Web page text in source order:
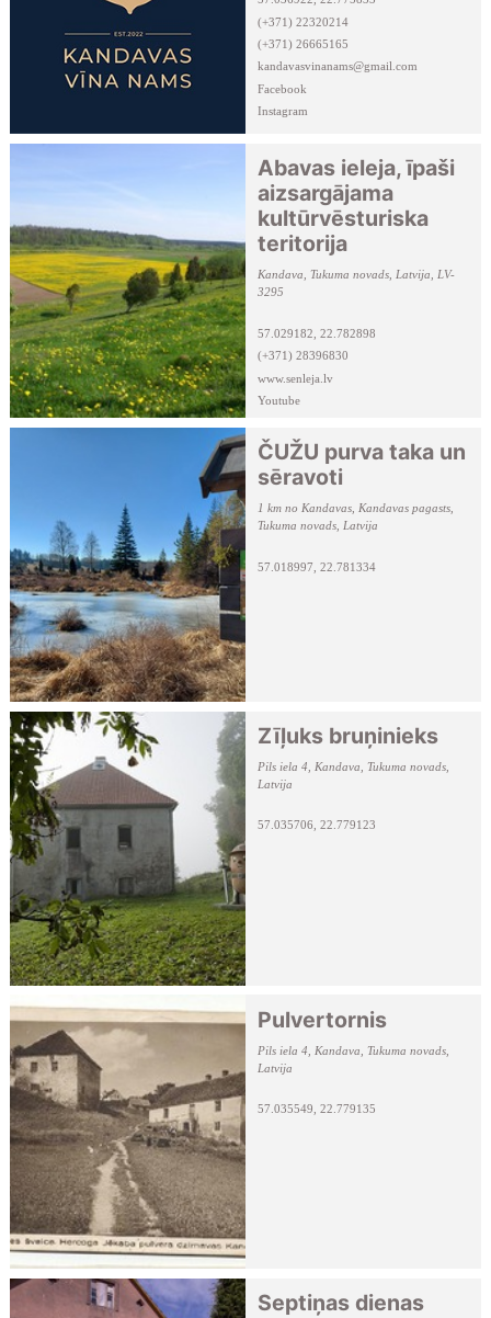
(+371) 22320214
(+371) 26665165
kandavasvinanams@gmail.com
Facebook
Instagram
Abavas ieleja, īpaši
aizsargājama
kultūrvēsturiska
teritorija
Kandava, Tukuma novads, Latvija, LV-
3295
57.029182, 22.782898
(+371) 28396830
www.senleja.lv
Youtube
ČUŽU purva taka un
sēravoti
1 km no Kandavas, Kandavas pagasts,
Tukuma novads, Latvija
57.018997, 22.781334
Zīļuks bruņinieks
Pils iela 4, Kandava, Tukuma novads,
Latvija
57.035706, 22.779123
Pulvertornis
Pils iela 4, Kandava, Tukuma novads,
Latvija
57.035549, 22.779135
Septiņas dienas